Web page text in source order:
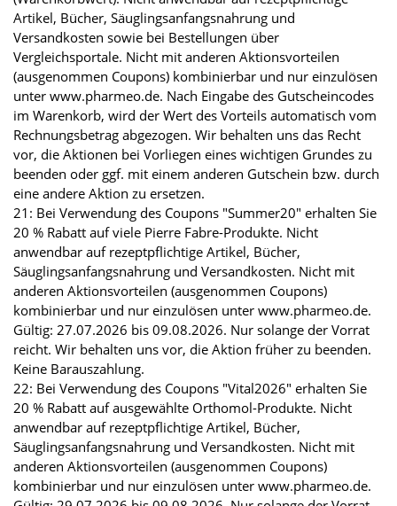
Artikel, Bücher, Säuglingsanfangsnahrung und
Versandkosten sowie bei Bestellungen über
Vergleichsportale. Nicht mit anderen Aktionsvorteilen
(ausgenommen Coupons) kombinierbar und nur einzulösen
unter www.pharmeo.de. Nach Eingabe des Gutscheincodes
im Warenkorb, wird der Wert des Vorteils automatisch vom
Rechnungsbetrag abgezogen. Wir behalten uns das Recht
vor, die Aktionen bei Vorliegen eines wichtigen Grundes zu
beenden oder ggf. mit einem anderen Gutschein bzw. durch
eine andere Aktion zu ersetzen.
21: Bei Verwendung des Coupons "Summer20" erhalten Sie
20 % Rabatt auf viele Pierre Fabre-Produkte. Nicht
anwendbar auf rezeptpflichtige Artikel, Bücher,
Säuglingsanfangsnahrung und Versandkosten. Nicht mit
anderen Aktionsvorteilen (ausgenommen Coupons)
kombinierbar und nur einzulösen unter www.pharmeo.de.
Gültig: 27.07.2026 bis 09.08.2026. Nur solange der Vorrat
reicht. Wir behalten uns vor, die Aktion früher zu beenden.
Keine Barauszahlung.
22: Bei Verwendung des Coupons "Vital2026" erhalten Sie
20 % Rabatt auf ausgewählte Orthomol-Produkte. Nicht
anwendbar auf rezeptpflichtige Artikel, Bücher,
Säuglingsanfangsnahrung und Versandkosten. Nicht mit
anderen Aktionsvorteilen (ausgenommen Coupons)
kombinierbar und nur einzulösen unter www.pharmeo.de.